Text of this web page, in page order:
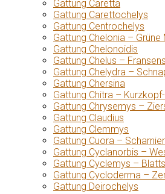
Gattung Caretta
Gattung Carettochelys
Gattung Centrochelys
Gattung Chelonia –
Gattung Chelonoidis
Gattung Chelus –
Gattung Chelydra –
Gattung Chersina
Gattung Chitra –
Gattung Chrysemys –
Gattung Claudius
Gattung Clemmys
Gattung Cuora –
Gattung Cyclanorbis –
Gattung Cyclemys –
Gattung Cycloderma –
Gattung Deirochelys